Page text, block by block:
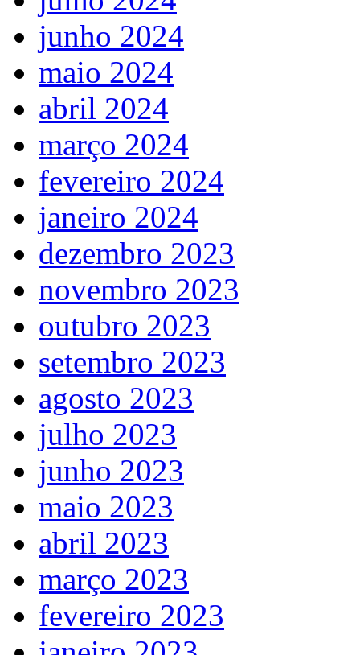
junho 2024
maio 2024
abril 2024
março 2024
fevereiro 2024
janeiro 2024
dezembro 2023
novembro 2023
outubro 2023
setembro 2023
agosto 2023
julho 2023
junho 2023
maio 2023
abril 2023
março 2023
fevereiro 2023